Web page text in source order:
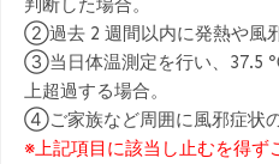
判断した場合。
②過去 2 週間以内に発熱や風
③当日体温測定を行い、37.5
上超過する場合。
④ご家族など周囲に風邪症状の
※上記項目に該当し止むを得ず